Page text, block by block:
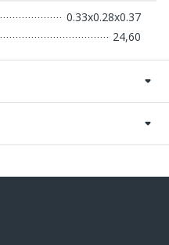
0.33x0.28x0.37
24,60